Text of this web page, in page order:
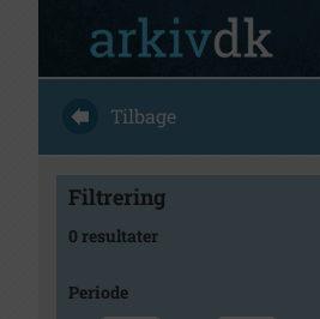
Tilbage
Filtrering
0 resultater
Periode